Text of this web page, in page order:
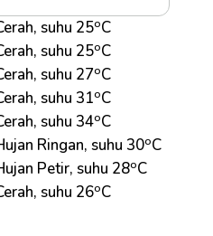
suhu 25oC
suhu 25oC
suhu 27oC
suhu 31oC
suhu 34oC
Ringan, suhu 30oC
Petir, suhu 28oC
suhu 26oC